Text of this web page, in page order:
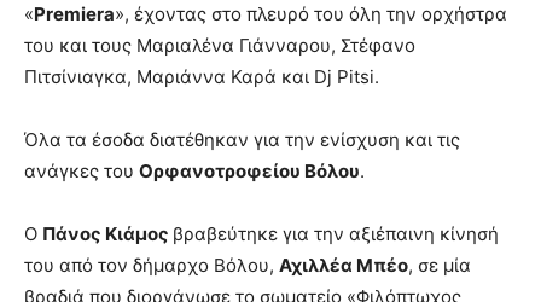
«Premiera», έχοντας στο πλευρό του όλη την ορχήστρα
του και τους Μαριαλένα Γιάνναρου, Στέφανο
Πιτσίνιαγκα, Μαριάννα Καρά και Dj Pitsi.
Όλα τα έσοδα διατέθηκαν για την ενίσχυση και τις
ανάγκες του Oρφανοτροφείου Bόλου.
Ο Πάνος Κιάμος βραβεύτηκε για την αξιέπαινη κίνησή
του από τον δήμαρχο Βόλου, Αχιλλέα Μπέο, σε μία
βραδιά που διοργάνωσε το σωματείο «Φιλόπτωχος